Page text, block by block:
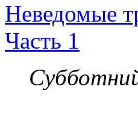
Неведомые
Часть 1